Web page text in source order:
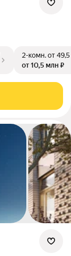
2-комн.от
от 10,5 млн ₽